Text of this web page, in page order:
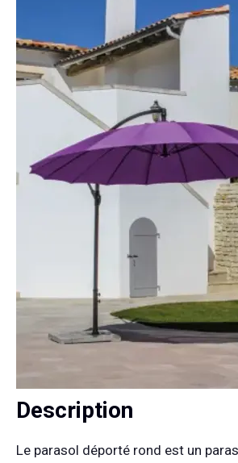
Description
Le parasol déporté rond est un